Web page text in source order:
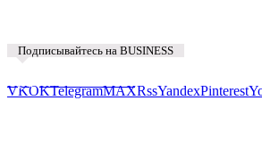
Подписывайтесь на BUSINESS
VKOKTelegramMAXRssYandexPinterest